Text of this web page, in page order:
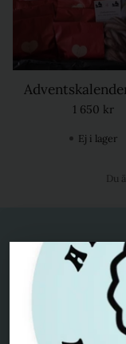
The flower
1 650 kr
Ej i lager
Du